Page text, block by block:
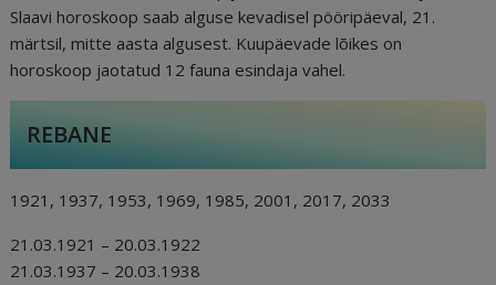
b
o
o
k
dI
n
t e
st
ra
m
a
d
s
Slaavi horoskoop saab alguse kevadisel pööripäeval, 21.
märtsil, mitte aasta algusest. Kuupäevade lõikes on
horoskoop jaotatud 12 fauna esindaja vahel.
REBANE
1921, 1937, 1953, 1969, 1985, 2001, 2017, 2033
21.03.1921 – 20.03.1922
21.03.1937 – 20.03.1938